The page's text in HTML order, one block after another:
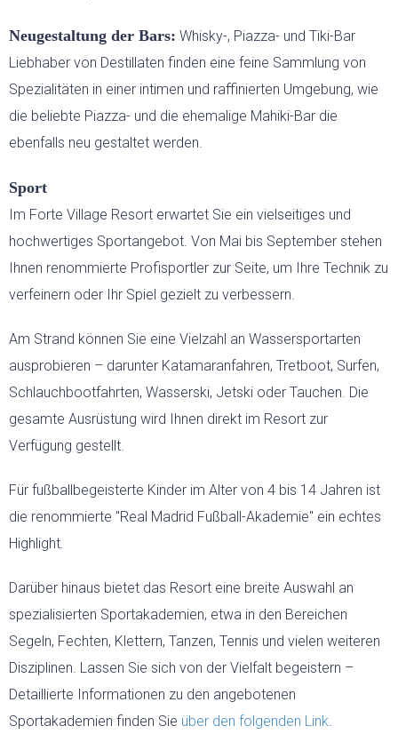
Neugestaltung der Bars: Whisky-, Piazza- und Tiki-Bar
Liebhaber von Destillaten finden eine feine Sammlung von
Spezialitäten in einer intimen und raffinierten Umgebung, wie
die beliebte Piazza- und die ehemalige Mahiki-Bar die
ebenfalls neu gestaltet werden.
Sport
Im Forte Village Resort erwartet Sie ein vielseitiges und
hochwertiges Sportangebot. Von Mai bis September stehen
Ihnen renommierte Profisportler zur Seite, um Ihre Technik zu
verfeinern oder Ihr Spiel gezielt zu verbessern.
Am Strand können Sie eine Vielzahl an Wassersportarten
ausprobieren – darunter Katamaranfahren, Tretboot, Surfen,
Schlauchbootfahrten, Wasserski, Jetski oder Tauchen. Die
gesamte Ausrüstung wird Ihnen direkt im Resort zur
Verfügung gestellt.
Für fußballbegeisterte Kinder im Alter von 4 bis 14 Jahren ist
die renommierte "Real Madrid Fußball-Akademie" ein echtes
Highlight.
Darüber hinaus bietet das Resort eine breite Auswahl an
spezialisierten Sportakademien, etwa in den Bereichen
Segeln, Fechten, Klettern, Tanzen, Tennis und vielen weiteren
Disziplinen. Lassen Sie sich von der Vielfalt begeistern –
Detaillierte Informationen zu den angebotenen
Sportakademien finden Sie über den folgenden Link.